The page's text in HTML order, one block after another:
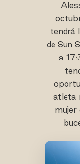
tendrá
de Sun
a
atleta
mujer